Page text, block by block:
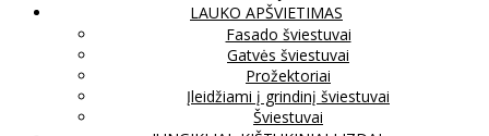
LAUKO APŠVIETIMAS
Fasado šviestuvai
Gatvės šviestuvai
Prožektoriai
Įleidžiami į grindinį šviestuvai
Šviestuvai